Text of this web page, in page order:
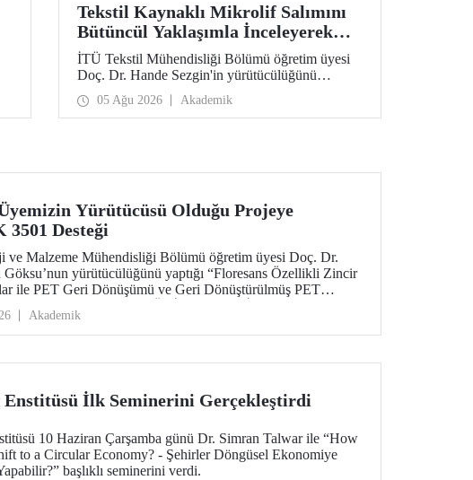
Tekstil Kaynaklı Mikrolif Salımını
Bütüncül Yaklaşımla İnceleyerek
Analiz ve Azaltım Stratejileri
Geliştirecek Projeye TÜBİTAK
Desteği
İTÜ Tekstil Mühendisliği Bölümü öğretim üyesi
Doç. Dr. Hande Sezgin'in yürütücülüğünü
üstlendiği “Sürdürülebilir Pamuk ve Polyester
Esaslı Tekstil Ürünlerinde Kullanım Koşullarına
Bağlı Mikrolif Salımı: Aşınma, UV Maruziyeti ve
proje, TÜBİTAK 2515 – COST Aksiyon Üyeleri
desteklenmeye hak kazandı.
05 Ağu 2026 Akademik
Yürütücüsü Olduğu Projeye
Desteği
ve Malzeme Mühendisliği Bölümü öğretim üyesi Doç. Dr.
yürütücülüğünü yaptığı “Floresans Özellikli Zincir
ile PET Geri Dönüşümü ve Geri Dönüştürülmüş PET
(BİDEB) tarafından yürütülen 3501 – Kariyer
kapsamında desteklenmeye hak kazandı.
Akademik
Enstitüsü İlk Seminerini Gerçekleştirdi
10 Haziran Çarşamba günü Dr. Simran Talwar ile “How
to a Circular Economy? - Şehirler Döngüsel Ekonomiye
başlıklı seminerini verdi.